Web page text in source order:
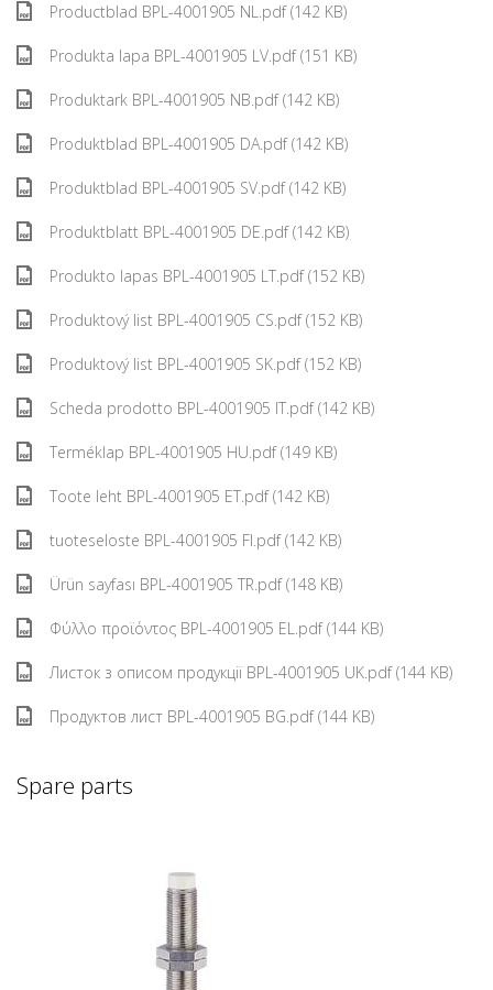
Productblad BPL-4001905 NL.pdf (142 KB)
Produkta lapa BPL-4001905 LV.pdf (151 KB)
Produktark BPL-4001905 NB.pdf (142 KB)
Produktblad BPL-4001905 DA.pdf (142 KB)
Produktblad BPL-4001905 SV.pdf (142 KB)
Produktblatt BPL-4001905 DE.pdf (142 KB)
Produkto lapas BPL-4001905 LT.pdf (152 KB)
Produktový list BPL-4001905 CS.pdf (152 KB)
Produktový list BPL-4001905 SK.pdf (152 KB)
Scheda prodotto BPL-4001905 IT.pdf (142 KB)
Terméklap BPL-4001905 HU.pdf (149 KB)
Toote leht BPL-4001905 ET.pdf (142 KB)
tuoteseloste BPL-4001905 FI.pdf (142 KB)
Ürün sayfası BPL-4001905 TR.pdf (148 KB)
Φύλλο προϊόντος BPL-4001905 EL.pdf (144 KB)
Листок з описом продукції BPL-4001905 UK.pdf (144 KB)
Продуктов лист BPL-4001905 BG.pdf (144 KB)
Spare parts